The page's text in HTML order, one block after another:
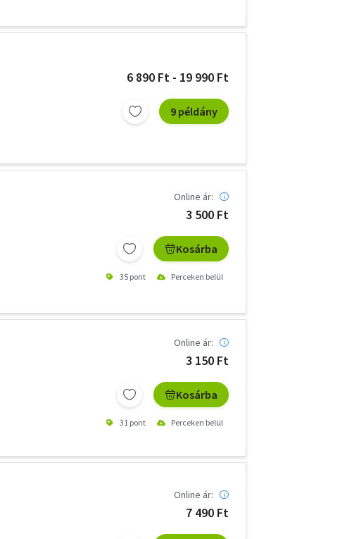
6 890 Ft - 19 990 Ft
9 példány
Online ár:
3 500 Ft
Kosárba
35 pont Perceken belül
Online ár:
3 150 Ft
Kosárba
31 pont Perceken belül
Online ár:
7 490 Ft